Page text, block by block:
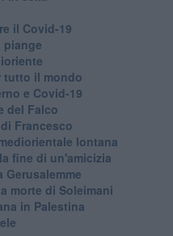
il Covid-19
piange
tutto il mondo
e Covid-19
del Falco
Francesco
lontana
fine di un'amicizia
Gerusalemme
morte di Soleimani
in Palestina